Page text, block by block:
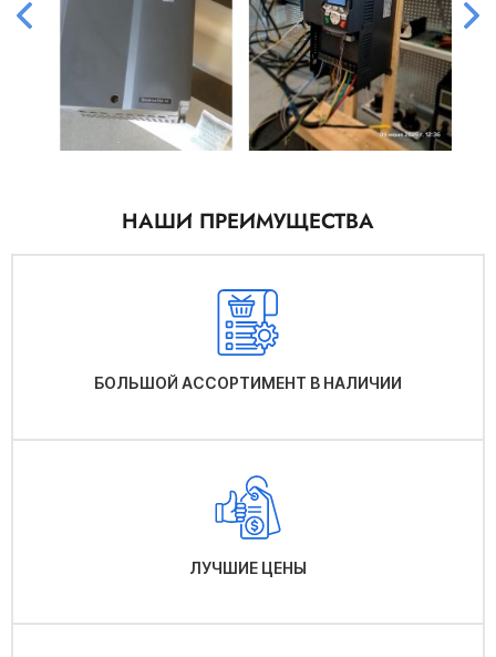
НАШИ ПРЕИМУЩЕСТВА
БОЛЬШОЙ АССОРТИМЕНТ В НАЛИЧИИ
ЛУЧШИЕ ЦЕНЫ